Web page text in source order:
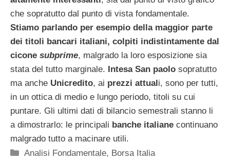
che sopratutto dal punto di vista fondamentale.
Stiamo parlando per esempio della maggior parte
dei titoli bancari italiani, colpiti indistintamente dal
cicone subprime, malgrado la loro esposizione sia
stata del tutto marginale. Intesa San paolo sopratutto
ma anche Unicredito, ai prezzi attuali, sono per tutti,
in un ottica di medio e lungo periodo, titoli su cui
puntare. Gli ultimi dati di bilancio semestrali stanno li
a dimostrarlo: le principali banche italiane continuano
malgrado tutto a macinare utili.
Categorie
Analisi Fondamentale, Borsa Italia